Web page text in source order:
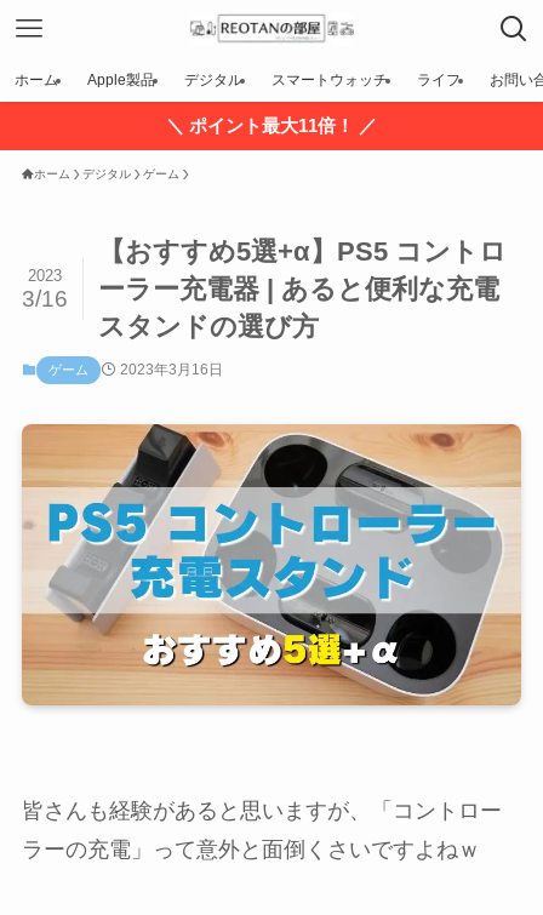
ホーム Apple製品 デジタル スマートウォッチ ライフ お問い
＼ ポイント最大11倍！ ／
ホーム デジタル ゲーム
【おすすめ5選+α】PS5 コントロ
ーラー充電器 | あると便利な充電
スタンドの選び方
2023
3/16
ゲーム 2023年3月16日
皆さんも経験があると思いますが、「コントロー
ラーの充電」って意外と面倒くさいですよねｗ